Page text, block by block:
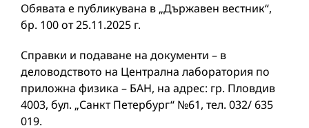
Обявата е публикувана в „Държавен вестник“,
бр. 100 от 25.11.2025 г.
Справки и подаване на документи – в
деловодството на Централна лаборатория по
приложна физика – БАН, на адрес: гр. Пловдив
4003, бул. „Санкт Петербург“ №61, тел. 032/ 635
019.